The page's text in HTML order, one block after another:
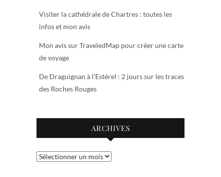
Visiter la cathédrale de Chartres : toutes les
infos et mon avis
Mon avis sur TraveledMap pour créer une carte
de voyage
De Draguignan à l’Estérel : 2 jours sur les traces
des Roches Rouges
ARCHIVES
Archives